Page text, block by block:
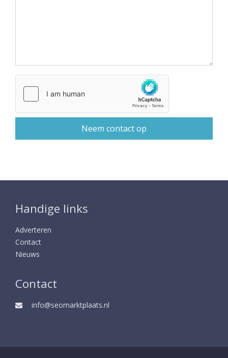
Handige links
Adverteren
Contact
Nieuws
Contact
info@seomarktplaats.nl